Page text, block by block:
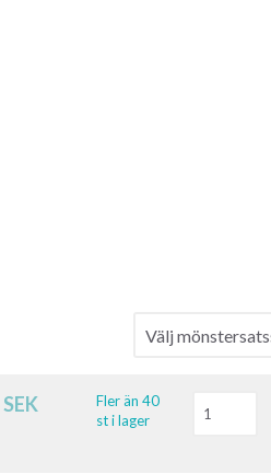
Fler än 40
st i lager